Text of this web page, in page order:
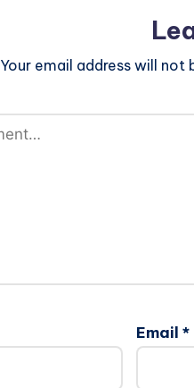
Your email address will not
Email *